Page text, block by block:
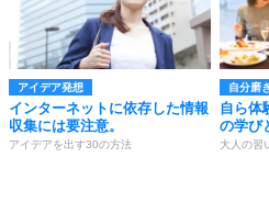
アイデア発想
インターネットに依存した情報
収集には要注意。
アイデアを出す30の方法
自分磨
自ら体
の学び
大人の習